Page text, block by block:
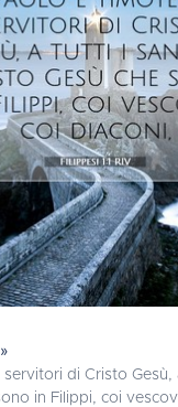
di Cristo Gesù,
in Filippi, coi